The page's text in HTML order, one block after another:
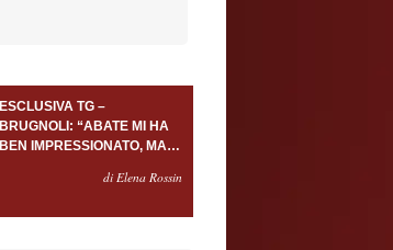
ESCLUSIVA TG –
BRUGNOLI: “ABATE MI HA
BEN IMPRESSIONATO, MA
PORTIERE SERVONOdi Elena Rossin